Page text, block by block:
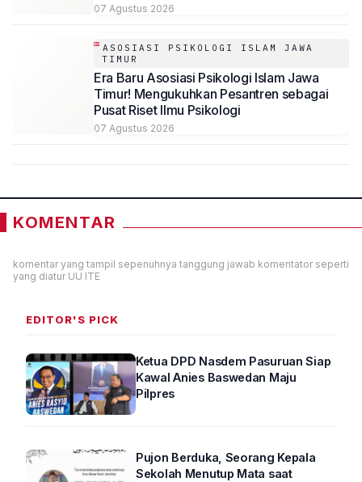
07 Agustus 2026
ASOSIASI PSIKOLOGI ISLAM JAWA
TIMUR
Era Baru Asosiasi Psikologi Islam Jawa
Timur! Mengukuhkan Pesantren sebagai
Pusat Riset Ilmu Psikologi
07 Agustus 2026
KOMENTAR
komentar yang tampil sepenuhnya tanggung jawab komentator seperti
yang diatur UU ITE
EDITOR'S PICK
Ketua DPD Nasdem Pasuruan Siap
Kawal Anies Baswedan Maju
Pilpres
Pujon Berduka, Seorang Kepala
Sekolah Menutup Mata saat